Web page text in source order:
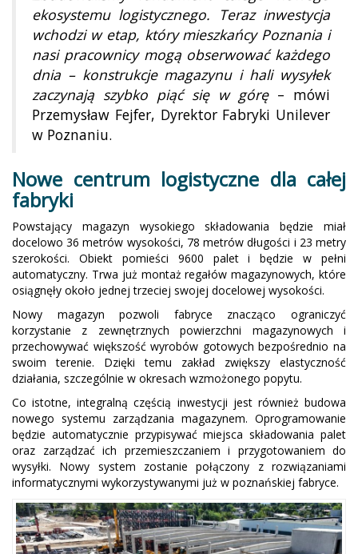
ekosystemu logistycznego. Teraz inwestycja
wchodzi w etap, który mieszkańcy Poznania i
nasi pracownicy mogą obserwować każdego
dnia – konstrukcje magazynu i hali wysyłek
zaczynają szybko piąć się w górę– mówi
Przemysław Fejfer, Dyrektor Fabryki Unilever
w Poznaniu.
Nowe centrum logistyczne dla całej
fabryki
Powstający magazyn wysokiego składowania będzie miał
docelowo 36 metrów wysokości, 78 metrów długości i 23 metry
szerokości. Obiekt pomieści 9600 palet i będzie w pełni
automatyczny. Trwa już montaż regałów magazynowych, które
osiągnęły około jednej trzeciej swojej docelowej wysokości.
Nowy magazyn pozwoli fabryce znacząco ograniczyć
korzystanie z zewnętrznych powierzchni magazynowych i
przechowywać większość wyrobów gotowych bezpośrednio na
swoim terenie. Dzięki temu zakład zwiększy elastyczność
działania, szczególnie w okresach wzmożonego popytu.
Co istotne, integralną częścią inwestycji jest również budowa
nowego systemu zarządzania magazynem. Oprogramowanie
będzie automatycznie przypisywać miejsca składowania palet
oraz zarządzać ich przemieszczaniem i przygotowaniem do
wysyłki. Nowy system zostanie połączony z rozwiązaniami
informatycznymi wykorzystywanymi już w poznańskiej fabryce.